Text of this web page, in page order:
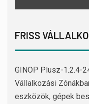
FRISS
GINOP Plusz-1.2.4-
Vállalkozási
eszközök, gépek